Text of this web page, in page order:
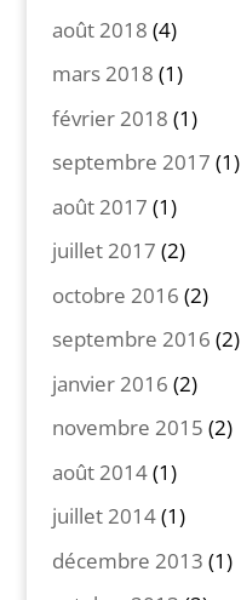
août 2018 (4)
mars 2018 (1)
février 2018 (1)
septembre 2017 (1)
août 2017 (1)
juillet 2017 (2)
octobre 2016 (2)
septembre 2016 (2)
janvier 2016 (2)
novembre 2015 (2)
août 2014(1)
juillet 2014(1)
décembre 2013 (1)